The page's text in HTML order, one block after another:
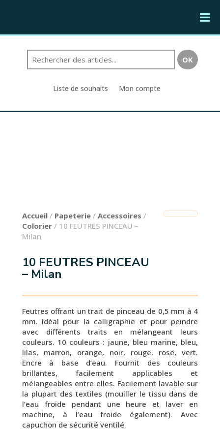
Liste de souhaits Mon compte
Accueil/ Papeterie/ Accessoires /
Colorier/ 10 FEUTRES PINCEAU –
Milan
10 FEUTRES PINCEAU
– Milan
Feutres offrant un trait de pinceau de 0,5 mm à 4
mm. Idéal pour la calligraphie et pour peindre
avec différents traits en mélangeant leurs
couleurs. 10 couleurs : jaune, bleu marine, bleu,
lilas, marron, orange, noir, rouge, rose, vert.
Encre à base d’eau. Fournit des couleurs
brillantes, facilement applicables et
mélangeables entre elles. Facilement lavable sur
la plupart des textiles (mouiller le tissu dans de
l’eau froide pendant une heure et laver en
machine, à l’eau froide également). Avec
capuchon de sécurité ventilé.